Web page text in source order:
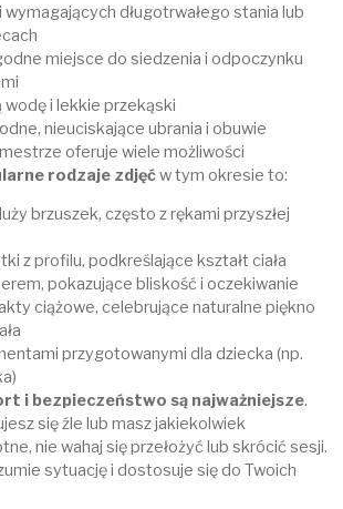
wymagających długotrwałego stania lub
miejsce do siedzenia i odpoczynku
wodę i lekkie przekąski
nieuciskające ubrania i obuwie
oferuje wiele możliwości
rodzaje zdjęćw tym okresie to:
brzuszek, często z rękami przyszłej
z profilu, podkreślające kształt ciała
pokazujące bliskość i oczekiwanie
ciążowe, celebrujące naturalne piękno
przygotowanymi dla dziecka (np.
i bezpieczeństwo są najważniejsze.
się źle lub masz jakiekolwiek
nie wahaj się przełożyć lub skrócić sesji.
sytuację i dostosuje się do Twoich